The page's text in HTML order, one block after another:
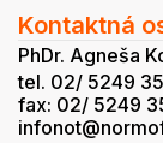
Kontaktná
PhDr. Agneša
tel. 02/ 5249
fax: 02/ 5249